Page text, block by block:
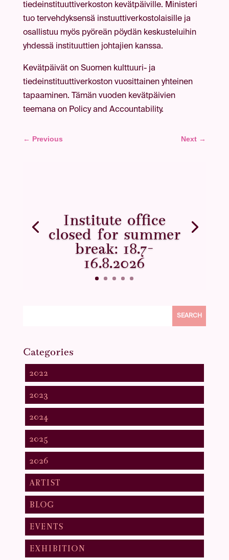
tiedeinstituuttiverkoston kevätpäiville. Ministeri
tuo tervehdyksensä instuuttiverkostolaisille ja
osallistuu myös pyöreän pöydän keskusteluihin
yhdessä instituuttien johtajien kanssa.
Kevätpäivät on Suomen kulttuuri- ja
tiedeinstituuttiverkoston vuosittainen yhteinen
tapaaminen. Tämän vuoden kevätpäivien
teemana on Policy and Accountability.
← Previous Next →
Institute office
closed for summer
break: 18.7–
16.8.2026
SEARCH
Categories
2022
2023
2024
2025
2026
ARTIST
BLOG
EVENTS
EXHIBITION